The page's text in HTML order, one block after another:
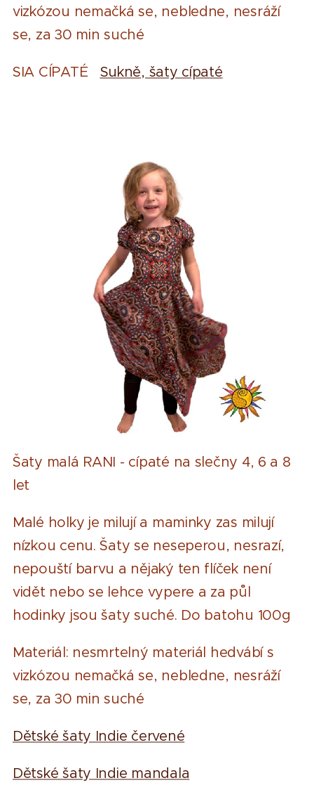
vizkózou nemačká se, nebledne, nesráží
se, za 30 min suché
SIA CÍPATÉ Sukně, šaty cípaté
Šaty malá RANI - cípaté na slečny 4, 6 a 8
let
Malé holky je milují a maminky zas milují
nízkou cenu. Šaty se neseperou, nesrazí,
nepouští barvu a nějaký ten flíček není
vidět nebo se lehce vypere a za půl
hodinky jsou šaty suché. Do batohu 100g
Materiál: nesmrtelný materiál hedvábí s
vizkózou nemačká se, nebledne, nesráží
se, za 30 min suché
Dětské šaty Indie červené
Dětské šaty Indie mandala